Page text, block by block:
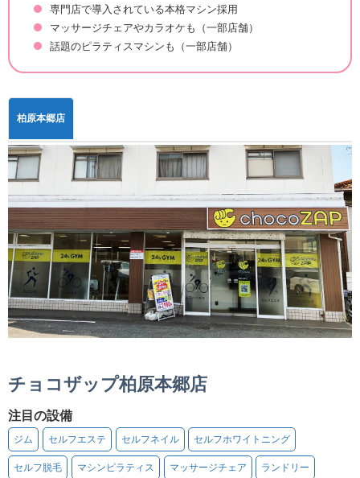
専門店で導入されている本格マシン採用
マッサージチェアやカラオケも（一部店舗）
話題のピラティスマシンも（一部店舗）
柏原本郷店
チョコザップ柏原本郷店
注目の設備
ジム セルフエステ セルフネイル セルフホワイトニング
セルフ脱毛 マシンピラティス マッサージチェア ランドリー